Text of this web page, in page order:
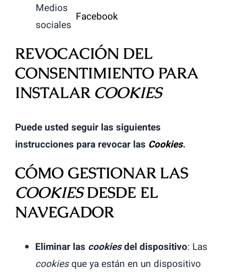
Medios
sociales
Facebook
REVOCACIÓN DEL
CONSENTIMIENTO PARA
INSTALAR COOKIES
Puede usted seguir las siguientes
instrucciones para revocar las Cookies.
CÓMO GESTIONAR LAS
COOKIESDESDE EL
NAVEGADOR
Eliminar las cookiesdel dispositivo: Las
cookiesque ya están en un dispositivo